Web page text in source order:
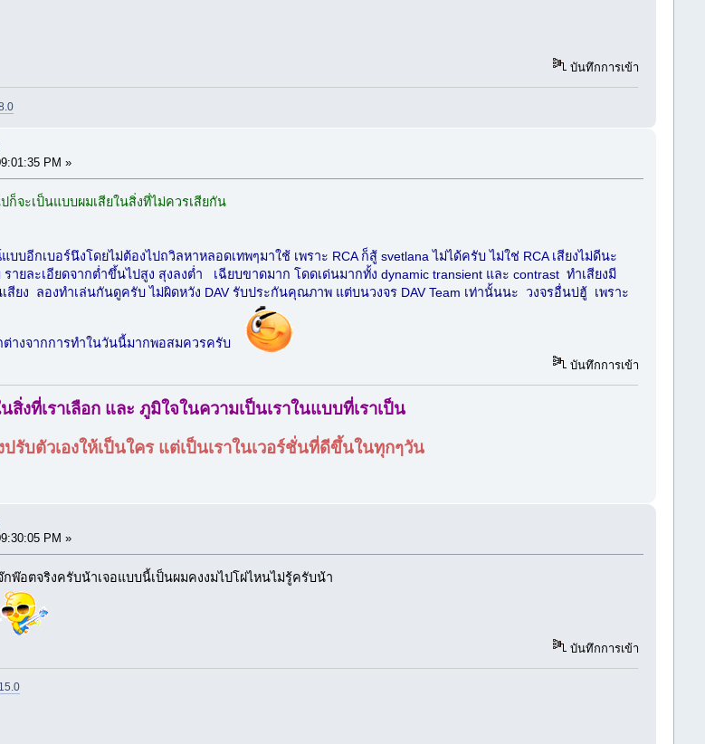
บันทึกการเข้า
PM »
จะเป็นแบบผมเสียในสิ่งที่ไม่ควรเสียกัน
บอีกเบอร์นึงโดยไม่ต้องไปถวิลหาหลอดเทพๆมาใช้ เพราะ RCA ก็สู้ svetlana ไม่ได้ครับ ไม่ใช่ RCA เสียงไม่ดีนะ
ายละเอียดจากต่ำขึ้นไปสูง สุงลงต่ำ เฉียบขาดมาก โดดเด่นมากทั้ง dynamic transient และ contrast ทำเสียงมี
ยง ลองทำเล่นกันดูครับ ไม่ผิดหวัง DAV รับประกันคุณภาพ แต่บนวงจร DAV Team เท่านั้นนะ วงจรอื่นบ่ฮู้ เพราะ
ต่างจากการทำในวันนี้มากพอสมควรครับ
บันทึกการเข้า
งที่เราเลือก และ ภูมิใจในความเป็นเราในแบบที่เราเป็น
บตัวเองให้เป็นใคร แต่เป็นเราในเวอร์ชั่นที่ดีขึ้นในทุกๆวัน
PM »
อตจริงครับน้าเจอแบบนี้เป็นผมคงงมไปโผ่ไหนไม่รู้ครับน้า
บันทึกการเข้า